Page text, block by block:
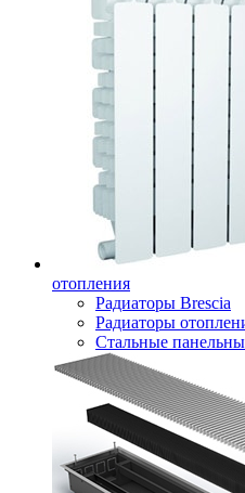
отопления
Радиаторы Brescia
Радиаторы
Стальные